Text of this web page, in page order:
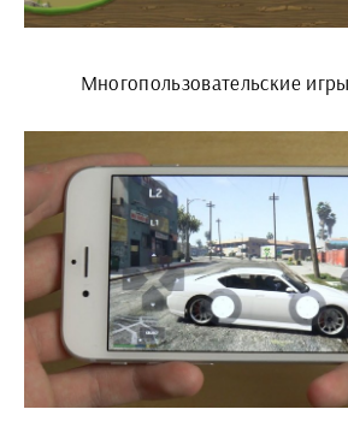
Многопользовательские